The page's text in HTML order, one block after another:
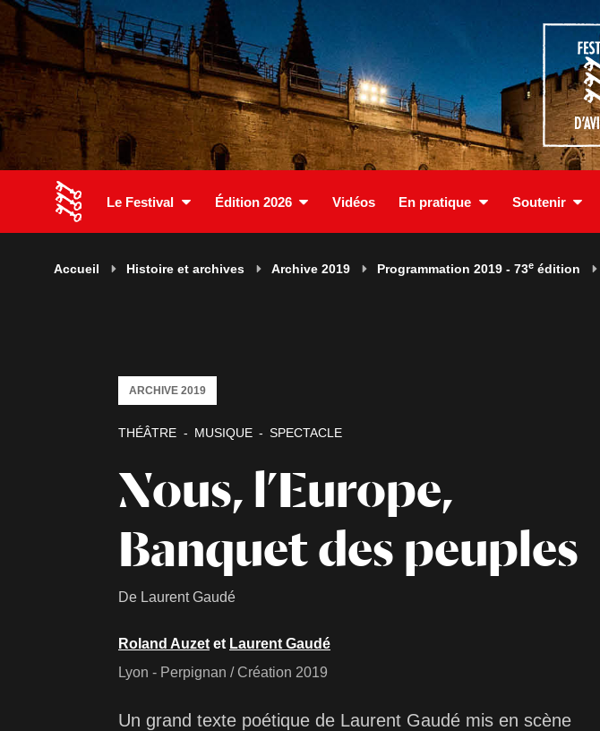
Le Festival Édition 2026 Vidéos En pratique Soutenir
Accueil Histoire et archives Archive 2019 Programmation 2019 - 73e édition
Nous, l’Europe,
Banquet des peuples
De Laurent Gaudé
THÉÂTRE MUSIQUE SPECTACLE
ARCHIVE 2019
Roland Auzet et Laurent Gaudé
Lyon - Perpignan / Création 2019
Un grand texte poétique de Laurent Gaudé mis en scène